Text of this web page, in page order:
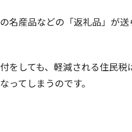
名産品などの「返礼品」が送
をしても、軽減される住民税
ってしまうのです。